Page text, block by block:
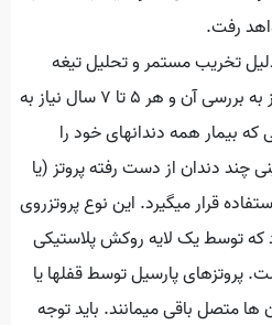
رفت.
تخریب مستمر و تحلیل تیغه
استخوان فک هر ١یا ٢ سال نیاز به بررسی آن و هر ۵ تا ٧ سال نیاز به
که بیمار همه دندانهای خود را
چند دندان از دست رفته پروتز (یا
قرار میگیرد. این نوع پروتزروی
توسط یک لایه روکش پلاستیکی
پروتزهای پارسیل توسط قفلها یا
متصل باقی میمانند. باید توجه